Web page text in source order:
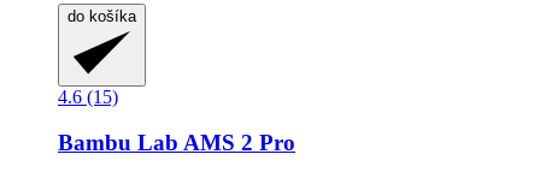
do košíka
4.6 (15)
Bambu Lab AMS 2 Pro